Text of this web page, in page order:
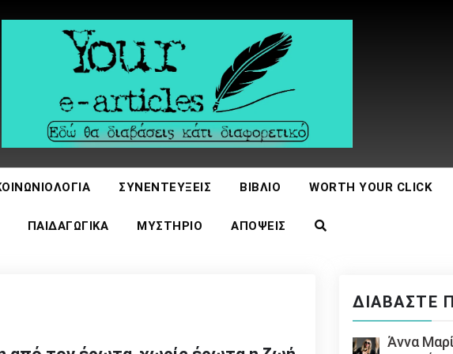
ΣΥΝΕΝΤΕΎΞΕΙΣ ΒΙΒΛΊΟ WORTH YOUR CLICK
ΠΑΙΔΑΓΩΓΙΚΆ ΜΥΣΤΉΡΙΟ ΑΠΌΨΕΙΣ
ΔΙΑΒΆΣΤΕ
Άννα